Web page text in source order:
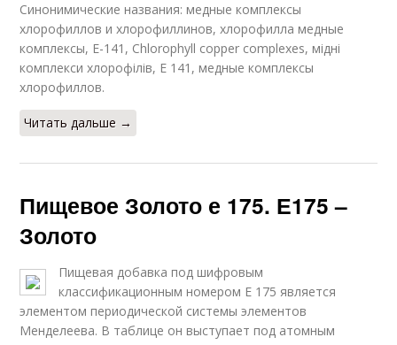
Синонимические названия: медные комплексы
хлорофиллов и хлорофиллинов, хлорофилла медные
комплексы, Е-141, Chlorophyll copper complexes, мідні
комплекси хлорофілів, Е 141, медные комплексы
хлорофиллов.
Читать дальше →
Пищевое Золото е 175. Е175 –
Золото
Пищевая добавка под шифровым
классификационным номером Е 175 является
элементом периодической системы элементов
Менделеева. В таблице он выступает под атомным